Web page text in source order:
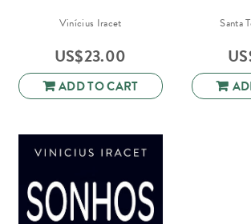
Vinícius Iracet
US$23.00
ADD TO CART
Santa